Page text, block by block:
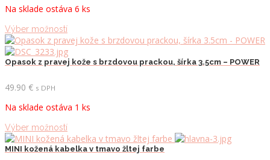
môžete
na
stránke
produktu.
Na sklade ostáva 6 ks
Výber možnostíTento
produkt
má
viacero
môžete
na
stránke
produktu.
Opasok z pravej kože s brzdovou prackou, šírka 3.5cm – POWER
49.90 € s DPH
Na sklade ostáva 1 ks
Výber možnostíTento
produkt
má
MINI kožená kabelka v tmavo žltej farbe